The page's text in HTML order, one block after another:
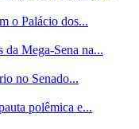
o Palácio dos...
Mega-Sena na...
no Senado...
polêmica e...